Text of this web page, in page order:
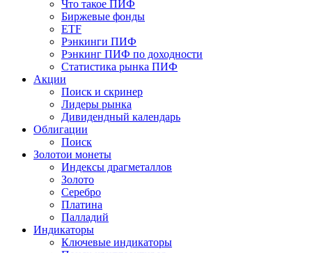
Что такое ПИФ
Биржевые фонды
ETF
Рэнкинги ПИФ
Рэнкинг ПИФ по доходности
Статистика рынка ПИФ
Акции
Поиск и скринер
Лидеры рынка
Дивидендный календарь
Облигации
Поиск
Золотои монеты
Индексы драгметаллов
Золото
Серебро
Платина
Палладий
Индикаторы
Ключевые индикаторы